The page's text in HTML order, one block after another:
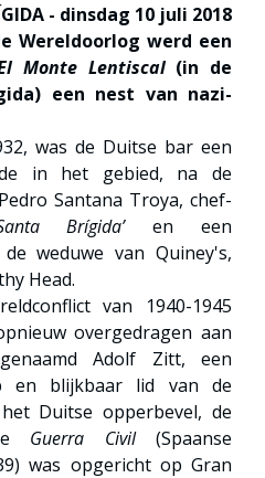
- dinsdag 10 juli 2018
Wereldoorlog werd een
Monte Lentiscal (in de
een nest van nazi-
was de Duitse bar een
in het gebied, na de
Santana Troya, chef-
Brígida’en een
weduwe van Quiney's,
Head.
van 1940-1945
overgedragen aan
Adolf Zitt, een
en blijkbaar lid van de
Duitse opperbevel, de
Guerra Civil(Spaanse
was opgericht op Gran